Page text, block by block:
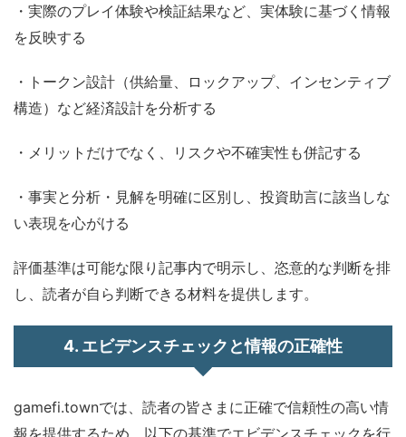
・実際のプレイ体験や検証結果など、実体験に基づく情報
を反映する
・トークン設計（供給量、ロックアップ、インセンティブ
構造）など経済設計を分析する
・メリットだけでなく、リスクや不確実性も併記する
・事実と分析・見解を明確に区別し、投資助言に該当しな
い表現を心がける
評価基準は可能な限り記事内で明示し、恣意的な判断を排
し、読者が自ら判断できる材料を提供します。
4. エビデンスチェックと情報の正確性
gamefi.townでは、読者の皆さまに正確で信頼性の高い情